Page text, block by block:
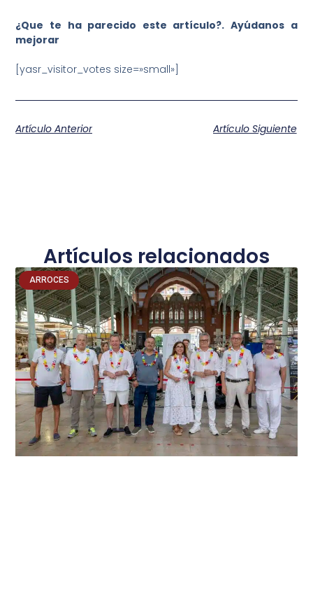
¿Que te ha parecido este artículo?. Ayúdanos a
mejorar
[yasr_visitor_votes size=»small»]
Artículo Anterior Artículo Siguiente
Artículos relacionados
ARROCES